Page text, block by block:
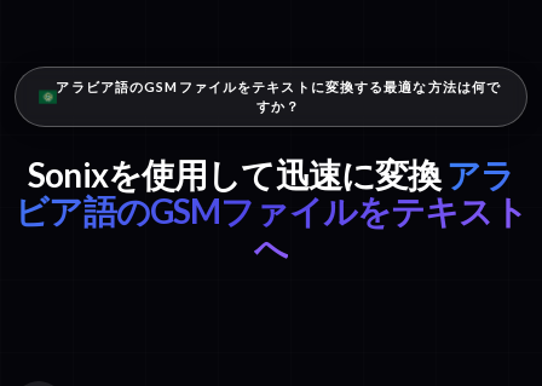
アラビア語のGSMファイルをテキストに変換する最適な方法は何で
すか？
Sonixを使用して迅速に変換アラ
ビア語のGSMファイルをテキスト
へ